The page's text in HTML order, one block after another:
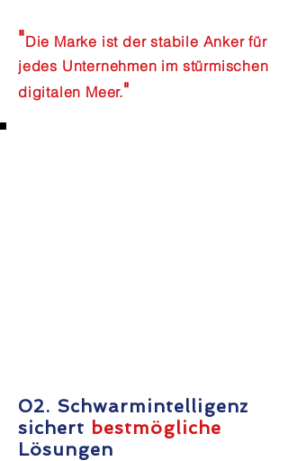
"Die Marke ist der stabile Anker für
jedes Unternehmen im stürmischen
digitalen Meer."
02. Schwarmintelligenz
sichert bestmögliche
Lösungen